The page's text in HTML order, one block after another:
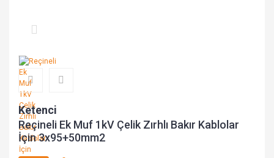
Ketenci
Reçineli Ek Muf 1kV Çelik Zırhlı Bakır Kablolar
İçin 3x95+50mm2